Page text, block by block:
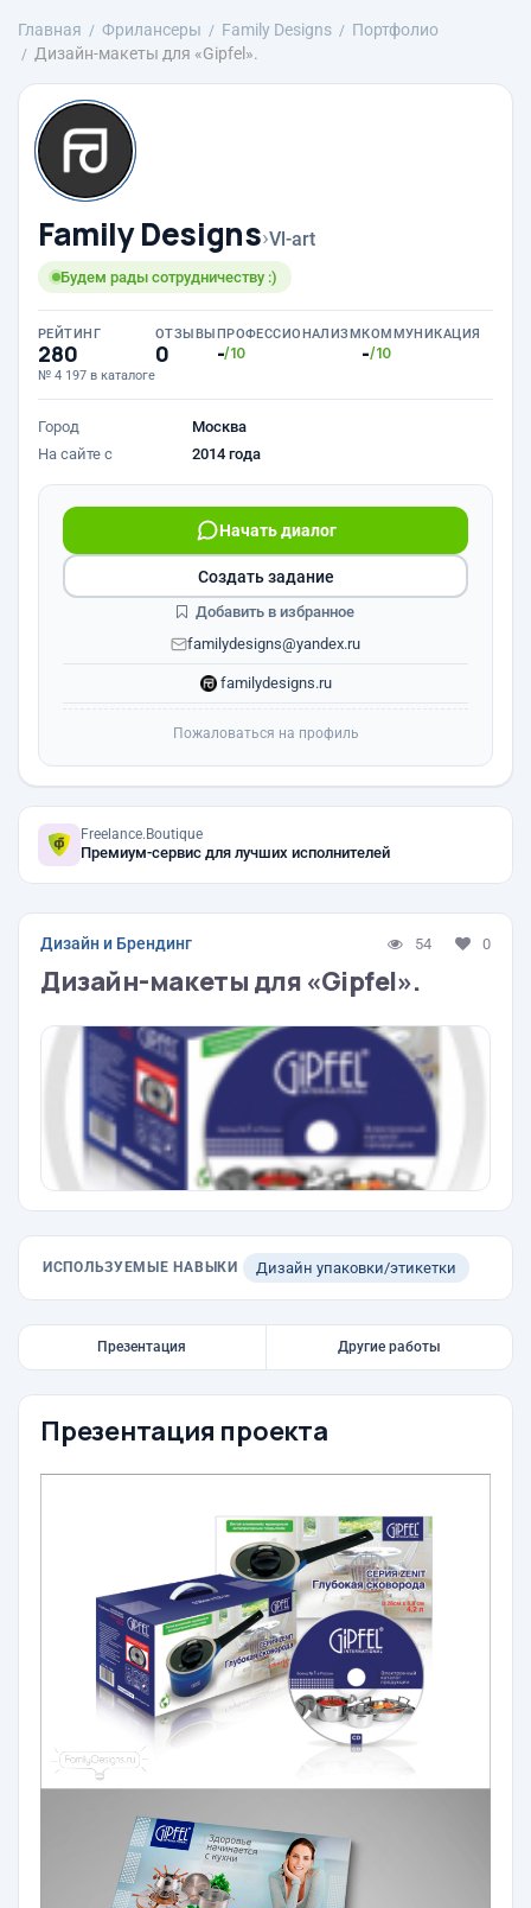
Главная Фрилансеры Family Designs
Портфолио
Дизайн-макеты для «Gipfel».
Family Designs›Vl-art
Будем рады сотрудничеству :)
РЕЙТИНГ
280
№ 4 197 в каталоге
ОТЗЫВЫ
0
ПРОФЕССИОНАЛИЗМ
-/10
КОММУНИКАЦИЯ
-/10
Город
Москва
На сайте с
2014 года
Начать диалог
familydesigns@yandex.ru
familydesigns.ru
Создать задание
Добавить в избранное
Пожаловаться на профиль
Freelance.Boutique
Премиум-сервис для лучших исполнителей
Дизайн и Брендинг 54 0
Дизайн-макеты для «Gipfel».
ИСПОЛЬЗУЕМЫЕ НАВЫКИ Дизайн упаковки/этикетки
Презентация Другие работы
Презентация проекта